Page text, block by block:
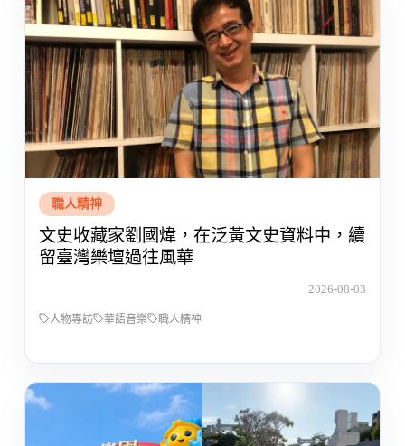
職人精神
文史收藏家劉國煒，在泛黃文史資料中，續
留臺灣樂壇過往風華
2026-08-03
人物專訪 華語音樂 職人精神